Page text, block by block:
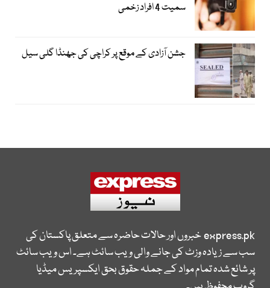
سمیت 4 افراد زخمی
جشن آزادی کے موقع پر کراچی کی جھنڈا گلی سیل
express.pkخبروں اور حالات حاضرہ سے متعلق پاکستان کی
سب سے زیادہ وزٹ کی جانے والی ویب سائٹ ہے۔ اس ویب سائٹ
پر شائع شدہ تمام مواد کے جملہ حقوق بحق ایکسپریس میڈیا